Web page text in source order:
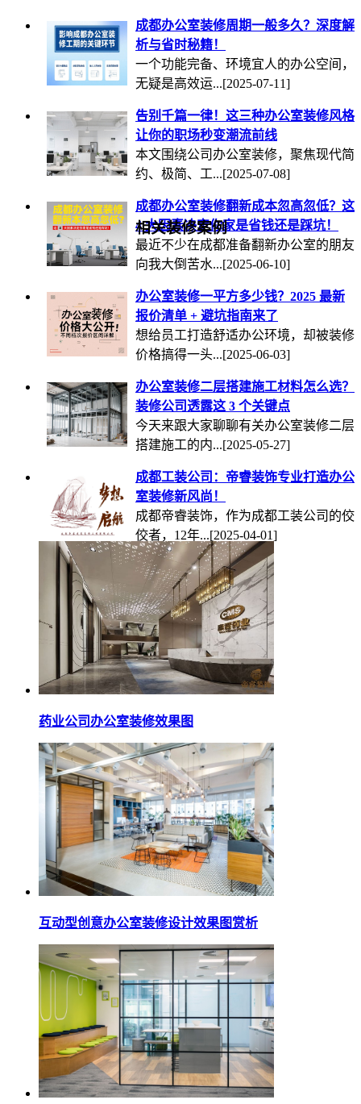
成都办公室装修周期一般多久？深度解
析与省时秘籍！
一个功能完备、环境宜人的办公空间，
无疑是高效运...[2025-07-11]
告别千篇一律！这三种办公室装修风格
让你的职场秒变潮流前线
本文围绕公司办公室装修，聚焦现代简
约、极简、工...[2025-07-08]
成都办公室装修翻新成本忽高忽低？这
4 大因素决定你家是省钱还是踩坑！
最近不少在成都准备翻新办公室的朋友
向我大倒苦水...[2025-06-10]
办公室装修一平方多少钱？2025 最新
报价清单 + 避坑指南来了
想给员工打造舒适办公环境，却被装修
价格搞得一头...[2025-06-03]
办公室装修二层搭建施工材料怎么选？
装修公司透露这 3 个关键点
今天来跟大家聊聊有关办公室装修二层
搭建施工的内...[2025-05-27]
成都工装公司：帝睿装饰专业打造办公
室装修新风尚！
成都帝睿装饰，作为成都工装公司的佼
佼者，12年...[2025-04-01]
相关装修案例
药业公司办公室装修效果图
互动型创意办公室装修设计效果图赏析